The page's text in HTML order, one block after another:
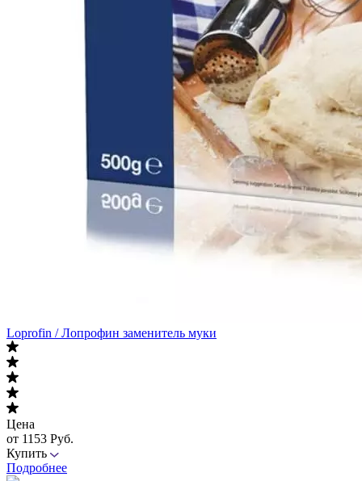
Loprofin / Лопрофин заменитель муки
Цена
от 1153 Руб.
Купить
Подробнее